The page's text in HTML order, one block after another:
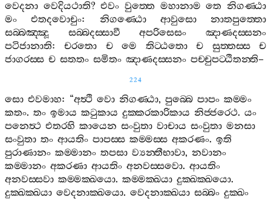
වෙදනා වෙදියථාති?එවං වුත‍්තෙ මහානාම තෙ නිගණ‍්ඨා
මං
එතදවොචුං: නිගණ‍්ඨො ආවුසො
නාතපුත‍්තො
සබ‍්බඤ‍්ඤූ
සබ‍්බදස‍්සාවී අපරිසෙසං
ඤාණදස‍්සනං
පටිජානාති:චරතො ච මෙ තිට‍්ඨතො ච සුත‍්තස‍්ස
ච
ජාගරස‍්ස ච සතතං සමිතං ඤාණදස‍්සනං පච‍්චුපට‍්ඨිතන‍්ති–
224
සො එවමාහ: “අත්‍ථි වො නිගණ‍්ඨා, පුබ‍්බෙ පාපං කම‍්මං
කතං. තං ඉමාය කටුකාය දුක‍්කරකාරිකාය නිජ‍්ජරෙථ. යං
පනෙත්‍ථ එතරහි කායෙන සංවුතා වාචාය සංවුතා මනසා
සංවුතා තං ආයතිං පාපස‍්ස කම‍්මස‍්ස අකරණං. ඉති
පුරාණානං කම‍්මානං තපසා ව්‍යන‍්තීභාවා, නවානං
කම‍්මානං අකරණා ආයතිං අනවස‍්සවො. ආයතිං
අනවස‍්සවා කම‍්මක‍්ඛයො. කම‍්මක‍්ඛයා දුක‍්ඛක‍්ඛයො.
දුක‍්ඛක‍්ඛයා වෙදනාක‍්ඛයො. වෙදනාක‍්ඛයා සබ‍්බං දුක‍්ඛං